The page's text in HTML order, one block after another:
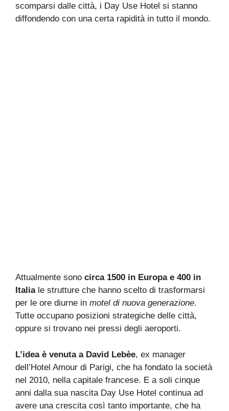
scomparsi dalle città, i Day Use Hotel si stanno
diffondendo con una certa rapidità in tutto il mondo.
Attualmente sono circa 1500 in Europa e 400 in
Italiale strutture che hanno scelto di trasformarsi
per le ore diurne in motel di nuova generazione.
Tutte occupano posizioni strategiche delle città,
oppure si trovano nei pressi degli aeroporti.
L’idea è venuta a David Lebèe, ex manager
dell’Hotel Amour di Parigi, che ha fondato la società
nel 2010, nella capitale francese. E a soli cinque
anni dalla sua nascita Day Use Hotel continua ad
avere una crescita così tanto importante, che ha